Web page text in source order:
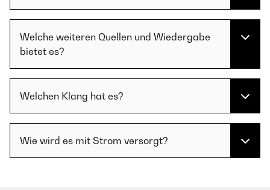
Welche weiteren Quellen und Wiedergabe
bietet es?
Welchen Klang hat es?
Wie wird es mit Strom versorgt?